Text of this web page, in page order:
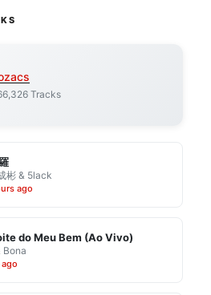
Tracks
彬 & 5lack
ago
do Meu Bem (Ao Vivo)
Bona
ago